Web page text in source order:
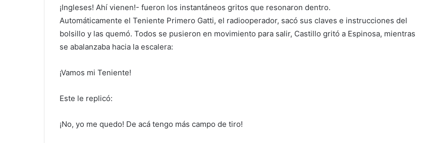
¡Ingleses! Ahí vienen!- fueron los instantáneos gritos que resonaron dentro.
Automáticamente el Teniente Primero Gatti, el radiooperador, sacó sus claves e instrucciones del
bolsillo y las quemó. Todos se pusieron en movimiento para salir, Castillo gritó a Espinosa, mientras
se abalanzaba hacia la escalera:
¡Vamos mi Teniente!
Este le replicó:
¡No, yo me quedo! De acá tengo más campo de tiro!